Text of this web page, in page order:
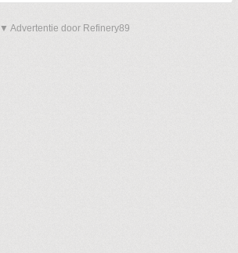
▼ Advertentie door Refinery89